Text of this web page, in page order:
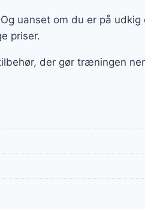
uanset om du er på
priser.
der gør træningen